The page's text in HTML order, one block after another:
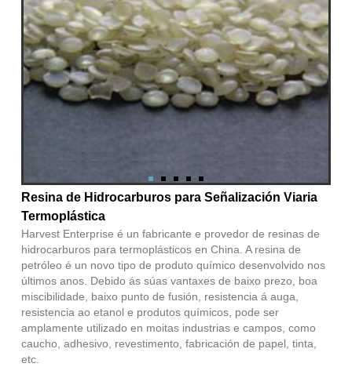
Resina de Hidrocarburos para Señalización Viaria
Termoplástica
Harvest Enterprise é un fabricante e provedor de resinas de
hidrocarburos para termoplásticos en China. A resina de
petróleo é un novo tipo de produto químico desenvolvido nos
últimos anos. Debido ás súas vantaxes de baixo prezo, boa
miscibilidade, baixo punto de fusión, resistencia á auga,
resistencia ao etanol e produtos químicos, pode ser
amplamente utilizado en moitas industrias e campos, como
caucho, adhesivo, revestimento, fabricación de papel, tinta,
etc.